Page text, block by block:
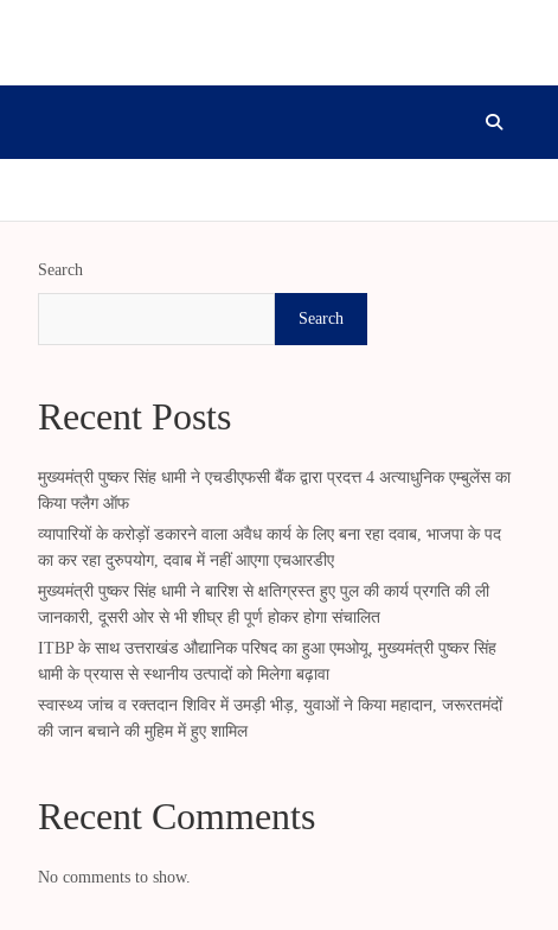
Search
Search
Recent Posts
मुख्यमंत्री पुष्कर सिंह धामी ने एचडीएफसी बैंक द्वारा प्रदत्त 4 अत्याधुनिक एम्बुलेंस का
किया फ्लैग ऑफ
व्यापारियों के करोड़ों डकारने वाला अवैध कार्य के लिए बना रहा दवाब, भाजपा के पद
का कर रहा दुरुपयोग, दवाब में नहीं आएगा एचआरडीए
मुख्यमंत्री पुष्कर सिंह धामी ने बारिश से क्षतिग्रस्त हुए पुल की कार्य प्रगति की ली
जानकारी, दूसरी ओर से भी शीघ्र ही पूर्ण होकर होगा संचालित
ITBP के साथ उत्तराखंड औद्यानिक परिषद का हुआ एमओयू, मुख्यमंत्री पुष्कर सिंह
धामी के प्रयास से स्थानीय उत्पादों को मिलेगा बढ़ावा
स्वास्थ्य जांच व रक्तदान शिविर में उमड़ी भीड़, युवाओं ने किया महादान, जरूरतमंदों
की जान बचाने की मुहिम में हुए शामिल
Recent Comments
No comments to show.